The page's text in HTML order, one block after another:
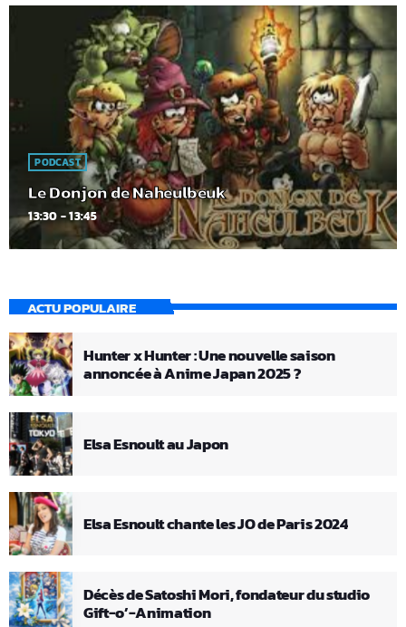
PODCAST
Le Donjon de Naheulbeuk
13:30 - 13:45
ACTU POPULAIRE
Hunter x Hunter : Une nouvelle saison
annoncée à Anime Japan 2025 ?
Elsa Esnoult au Japon
Elsa Esnoult chante les JO de Paris 2024
Décès de Satoshi Mori, fondateur du studio
Gift-o’-Animation